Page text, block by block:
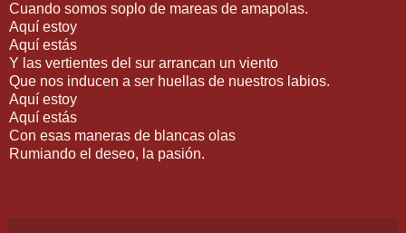
Cuando somos soplo de mareas de amapolas.
Aquí estoy
Aquí estás
Y las vertientes del sur arrancan un viento
Que nos inducen a ser huellas de nuestros labios.
Aquí estoy
Aquí estás
Con esas maneras de blancas olas
Rumiando el deseo, la pasión.